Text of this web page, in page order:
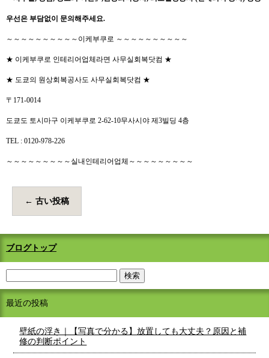
우선은 부담없이 문의해주세요.
～～～～～～～～～～이케부쿠로 ～～～～～～～～～～
★ 이케부쿠로 인테리어업체라면 사무실회복닷컴 ★
★ 도쿄의 원상회복공사도 사무실회복닷컴 ★
〒171-0014
도쿄도 토시마구 이케부쿠로 2-62-10무사시야 제3빌딩 4층
TEL : 0120-978-226
～～～～～～～～～실내인테리어업체～～～～～～～～～
← 古い投稿
ブログトップ
最近の投稿
壁紙の浮き｜【写真で分かる】放置しても大丈夫？原因と補
修の判断ポイント